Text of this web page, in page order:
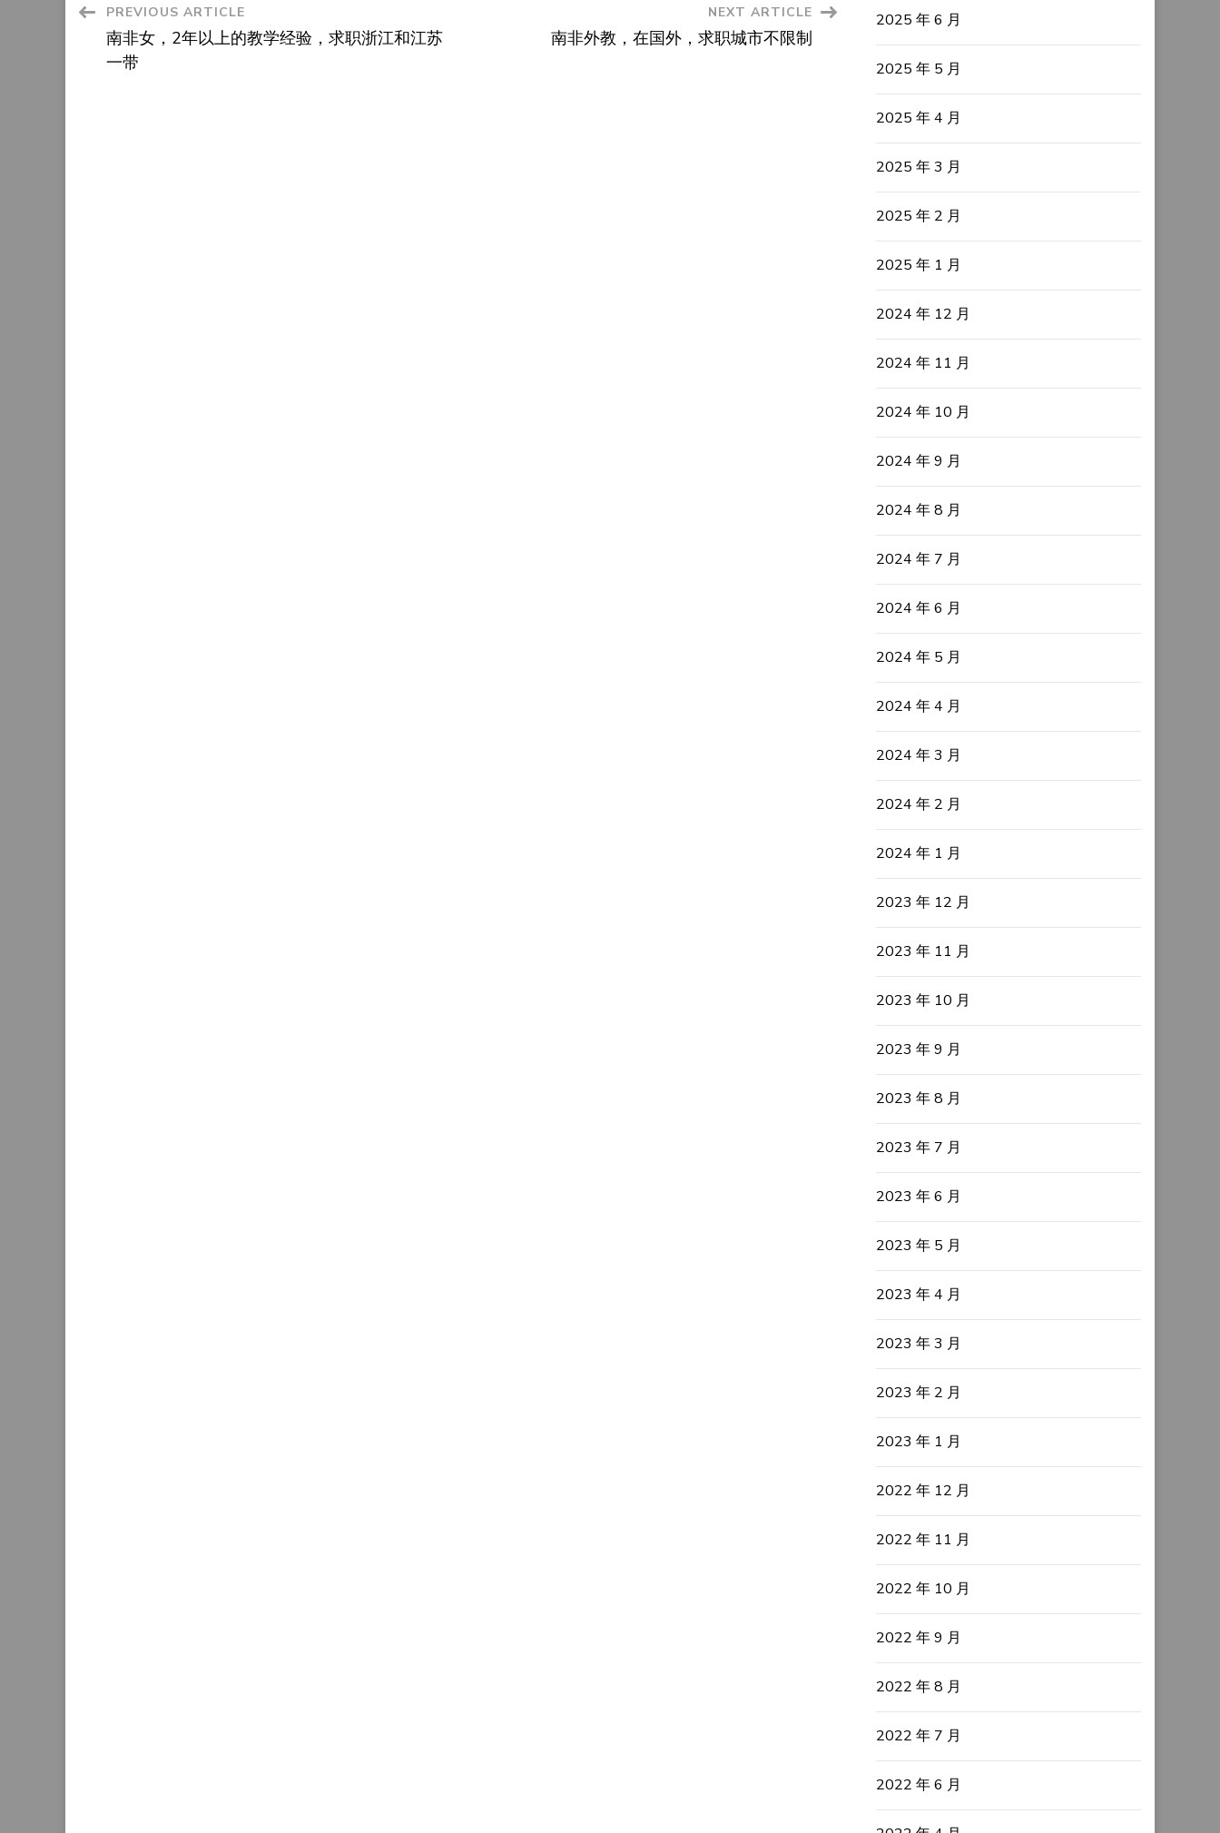
Post
Navigation
PREVIOUS ARTICLE
南非女，2年以上的教学经验，求职浙江和江苏
一带
NEXT ARTICLE
南非外教，在国外，求职城市不限制
2025 年 6 月
2025 年 5 月
2025 年 4 月
2025 年 3 月
2025 年 2 月
2025 年 1 月
2024 年 12 月
2024 年 11 月
2024 年 10 月
2024 年 9 月
2024 年 8 月
2024 年 7 月
2024 年 6 月
2024 年 5 月
2024 年 4 月
2024 年 3 月
2024 年 2 月
2024 年 1 月
2023 年 12 月
2023 年 11 月
2023 年 10 月
2023 年 9 月
2023 年 8 月
2023 年 7 月
2023 年 6 月
2023 年 5 月
2023 年 4 月
2023 年 3 月
2023 年 2 月
2023 年 1 月
2022 年 12 月
2022 年 11 月
2022 年 10 月
2022 年 9 月
2022 年 8 月
2022 年 7 月
2022 年 6 月